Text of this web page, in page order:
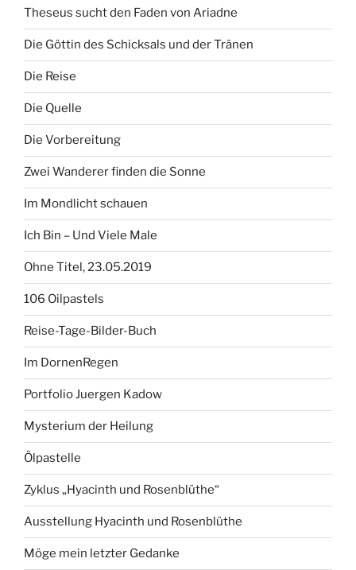
Theseus sucht den Faden von Ariadne
Die Göttin des Schicksals und der Tränen
Die Reise
Die Quelle
Die Vorbereitung
Zwei Wanderer finden die Sonne
Im Mondlicht schauen
Ich Bin – Und Viele Male
Ohne Titel, 23.05.2019
106 Oilpastels
Reise-Tage-Bilder-Buch
Im DornenRegen
Portfolio Juergen Kadow
Mysterium der Heilung
Ölpastelle
Zyklus „Hyacinth und Rosenblüthe“
Ausstellung Hyacinth und Rosenblüthe
Möge mein letzter Gedanke